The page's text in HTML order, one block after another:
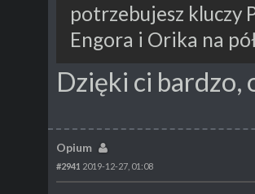
potrzebujesz kluczy
Engora i Orika na
Dzięki ci bardzo,
Opium
#2941 2019-12-27, 01:08